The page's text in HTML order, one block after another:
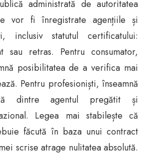
administrată de autoritatea
vor fi înregistrate agențiile și
inclusiv statutul certificatului:
sau retras. Pentru consumator,
posibilitatea de a verifica mai
Pentru profesioniști, înseamnă
dintre agentul pregătit și
Legea mai stabilește că
făcută în baza unui contract
scrise atrage nulitatea absolută.